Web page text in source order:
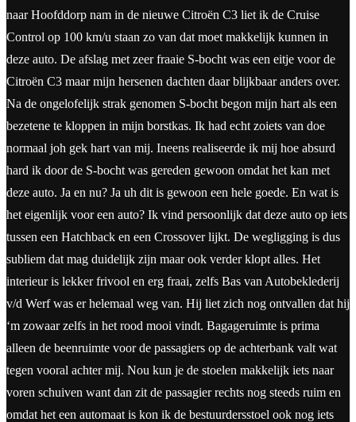
naar Hoofddorp nam in de nieuwe Citroën C3 liet ik de Cruise
Control op 100 km/u staan zo van dat moet makkelijk kunnen in
deze auto. De afslag met zeer fraaie S-bocht was een eitje voor de
Citroën C3 maar mijn hersenen dachten daar blijkbaar anders over.
Na de ongelofelijk strak genomen S-bocht begon mijn hart als een
bezetene te kloppen in mijn borstkas. Ik had echt zoiets van doe
normaal joh gek hart van mij. Ineens realiseerde ik mij hoe absurd
hard ik door de S-bocht was gereden gewoon omdat het kan met
deze auto. Ja en nu? Ja uh dit is gewoon een hele goede. En wat is
het eigenlijk voor een auto? Ik vind persoonlijk dat deze auto op iets
tussen een Hatchback en een Crossover lijkt. De wegligging is dus
subliem dat mag duidelijk zijn maar ook verder klopt alles. Het
interieur is lekker frivool en erg fraai, zelfs Bas van Autobeklederij
v/d Werf was er helemaal weg van. Hij liet zich nog ontvallen dat hij
‘m zowaar zelfs in het rood mooi vindt. Bagageruimte is prima
alleen de beenruimte voor de passagiers op de achterbank valt wat
tegen vooral achter mij. Nou kun je de stoelen makkelijk iets naar
voren schuiven want dan zit de passagier rechts nog steeds ruim en
omdat het een automaat is kon ik de bestuurdersstoel ook nog iets